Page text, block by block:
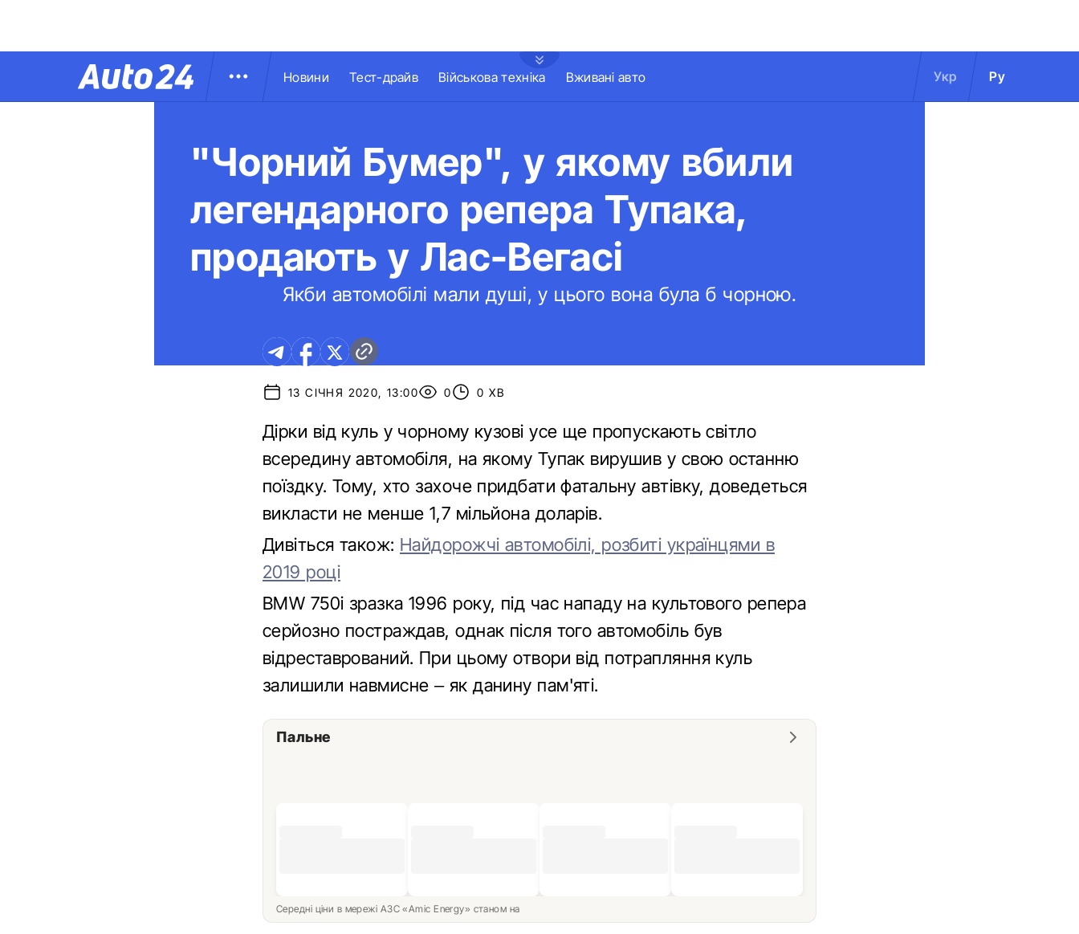
Новини Тест-драйв Військова техніка Вживані авто Укр Ру
"Чорний Бумер", у якому вбили
легендарного репера Тупака,
продають у Лас-Вегасі
Якби автомобілі мали душі, у цього вона була б чорною.
13 СІЧНЯ 2020, 13:00 0 0 ХВ
Дірки від куль у чорному кузові усе ще пропускають світло
всередину автомобіля, на якому Тупак вирушив у свою останню
поїздку. Тому, хто захоче придбати фатальну автівку, доведеться
викласти не менше 1,7 мільйона доларів.
Дивіться також: Найдорожчі автомобілі, розбиті українцями в
2019 році
BMW 750i зразка 1996 року, під час нападу на культового репера
серйозно постраждав, однак після того автомобіль був
відреставрований. При цьому отвори від потрапляння куль
залишили навмисне – як данину пам'яті.
Пальне
Середні ціни в мережі АЗС «Amic Energy» станом на